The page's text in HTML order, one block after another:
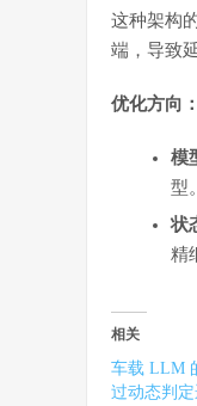
51
52
53
54
这种架构
端，导致
优化方向：
模
型。
状
精
相关
车载 LLM
过动态判